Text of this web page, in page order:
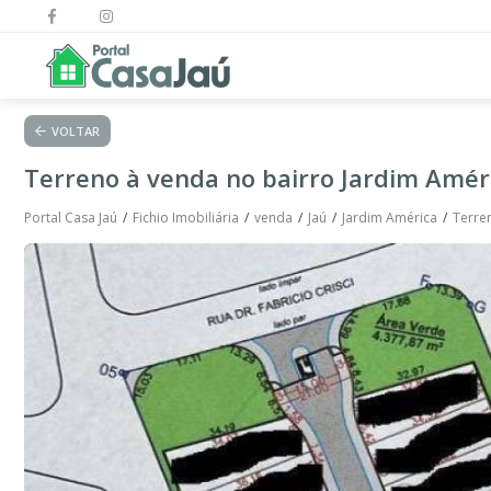
VOLTAR
Terreno à venda no bairro Jardim
Portal Casa Jaú Fichio Imobiliária venda Jaú Jardim América